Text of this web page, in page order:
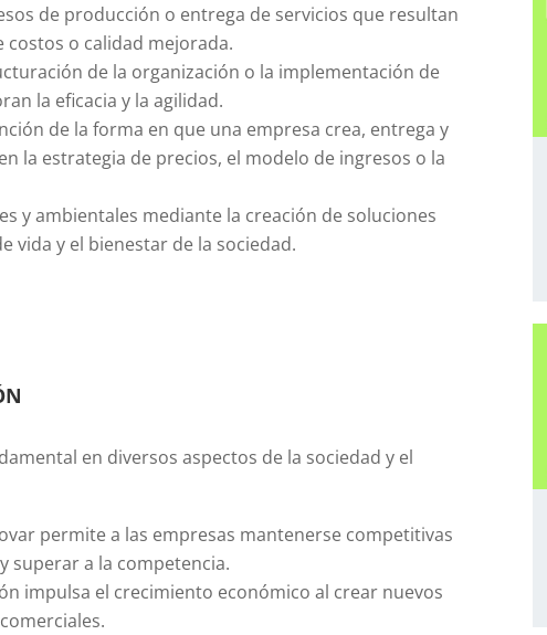
de producción o entrega de servicios que resultan
costos o calidad mejorada.
de la organización o la implementación de
la eficacia y la agilidad.
de la forma en que una empresa crea, entrega y
la estrategia de precios, el modelo de ingresos o la
y ambientales mediante la creación de soluciones
vida y el bienestar de la sociedad.
en diversos aspectos de la sociedad y el
permite a las empresas mantenerse competitivas
superar a la competencia.
impulsa el crecimiento económico al crear nuevos